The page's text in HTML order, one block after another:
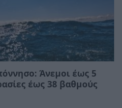
Άνεμοι έως 5
έως 38 βαθμούς